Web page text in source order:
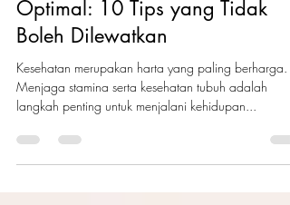
Spencer's Indonesia
Oct 17, 2023
2 min read
Rahasia Kesehatan dan Stamina
Optimal: 10 Tips yang Tidak
Boleh Dilewatkan
Kesehatan merupakan harta yang paling berharga.
Menjaga stamina serta kesehatan tubuh adalah